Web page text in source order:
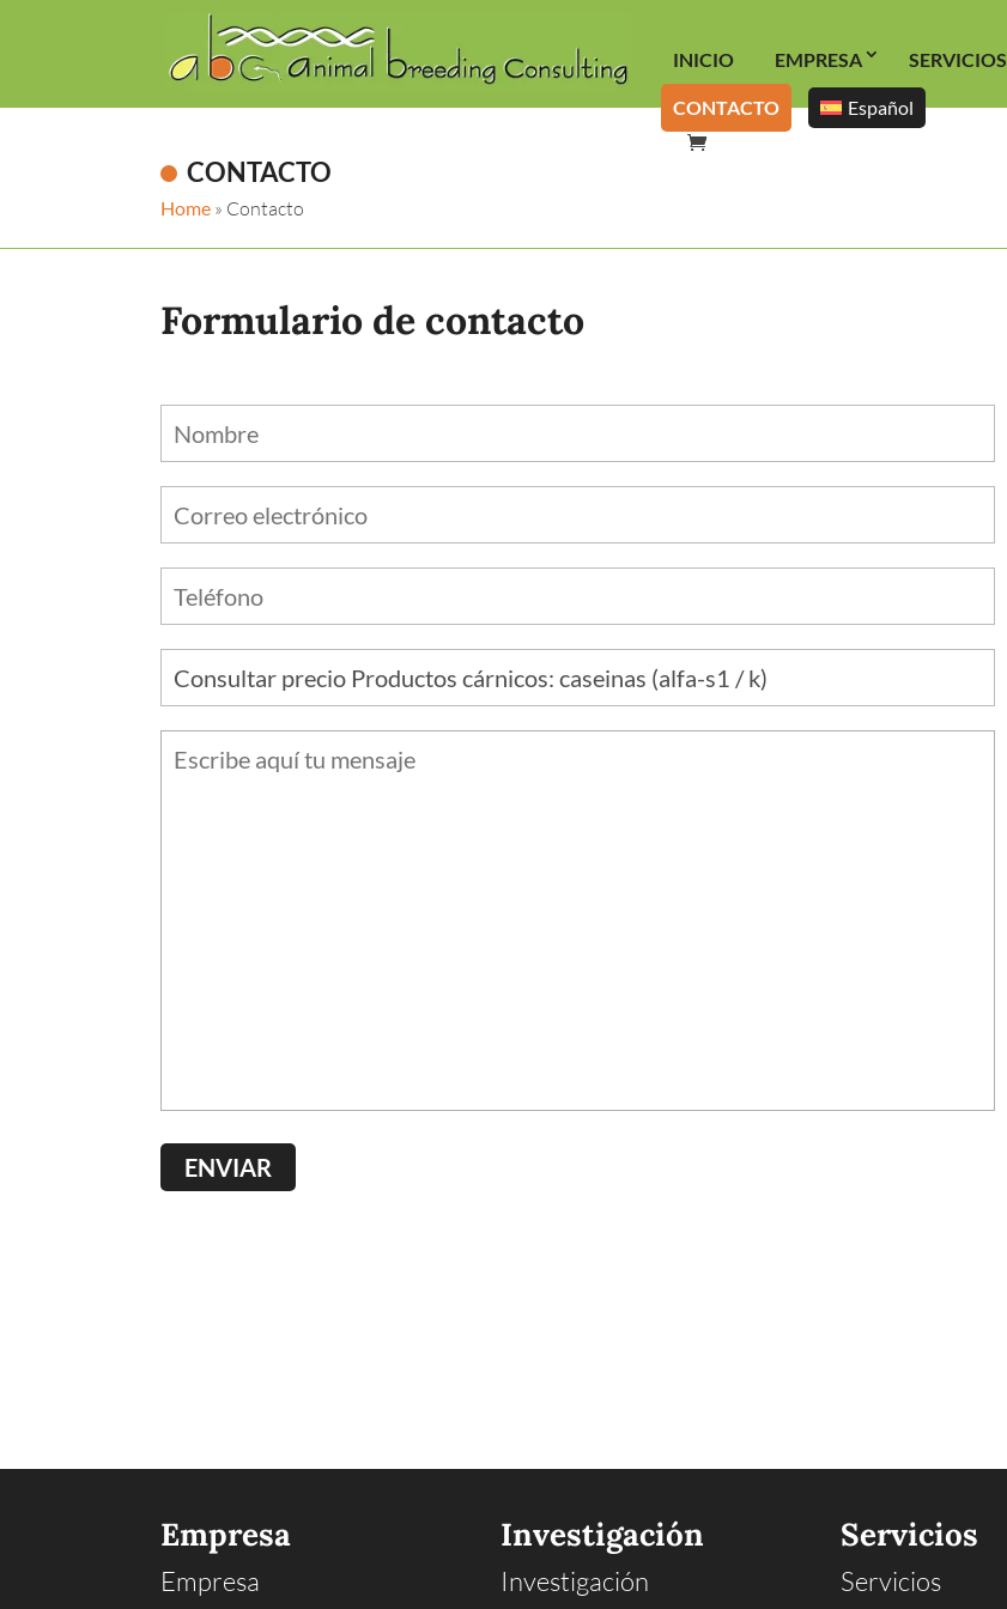
INICIO EMPRESA SERVICIOS
CONTACTO Español
CONTACTO
Home » Contacto
Formulario de contacto
Empresa
Empresa
Investigación
Investigación
Servicios
Servicios